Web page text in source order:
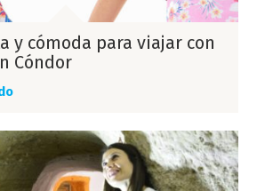
y cómoda para viajar con
Cóndor